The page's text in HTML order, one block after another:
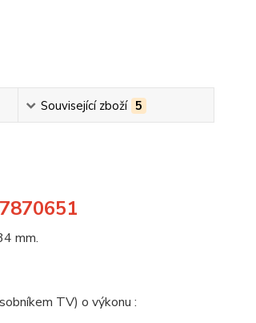
Související zboží 5
mm.
TV) o výkonu :